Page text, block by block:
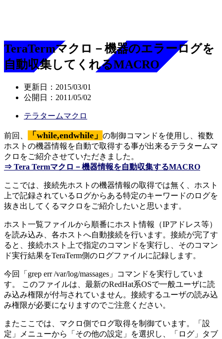
TeraTermマクロ－機器のエラーログを
自動収集してくれるMACRO
更新日： 2015/03/01
公開日： 2011/05/02
テラタームマクロ
前回、 「while,endwhile」 の制御コマンドを使用し、複数
ホストの機器情報を自動で取得する事が出来るテラタームマ
クロをご紹介させていただきました。
⇒ Tera Termマクロ－機器情報を自動収集するMACRO
ここでは、接続先ホストの機器情報の取得では無く、ホスト
上で記録されているログからある特定のキーワードのログを
抜き出してくるマクロをご紹介したいと思います。
ホスト一覧ファイルから順番にホスト情報（IPアドレス等）
を読み込み、各ホストへ自動接続を行います。接続が完了す
ると、接続ホスト上で指定のコマンドを実行し、そのコマン
ド実行結果をTeraTerm側のログファイルに記録します。
今回「grep err /var/log/massages」コマンドを実行していま
す。 このファイルは、最新のRedHat系OSで一般ユーザに読
み込み権限が付与されていません。接続するユーザの読み込
み権限が必要になりますのでご注意ください。
またここでは、マクロ側でログ取得を制御ています。「設
定」メニューから「その他の設定」を選択し、「ログ」タブ